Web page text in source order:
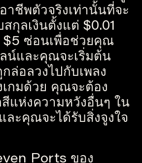
าชีพตัวจริงเท่านั้นที่จะ
กุลเงินตั้งแต่ $0.01
ซ่อนเพื่อช่วยคุณ
น์และคุณจะเริ่มต้น
ล่อลวงไปกับเพลง
กมด้วย คุณจะต้อง
แห่งความหวังอื่นๆ ใน
ละคุณจะได้รับสิ่งจูงใจ
Ports ของ